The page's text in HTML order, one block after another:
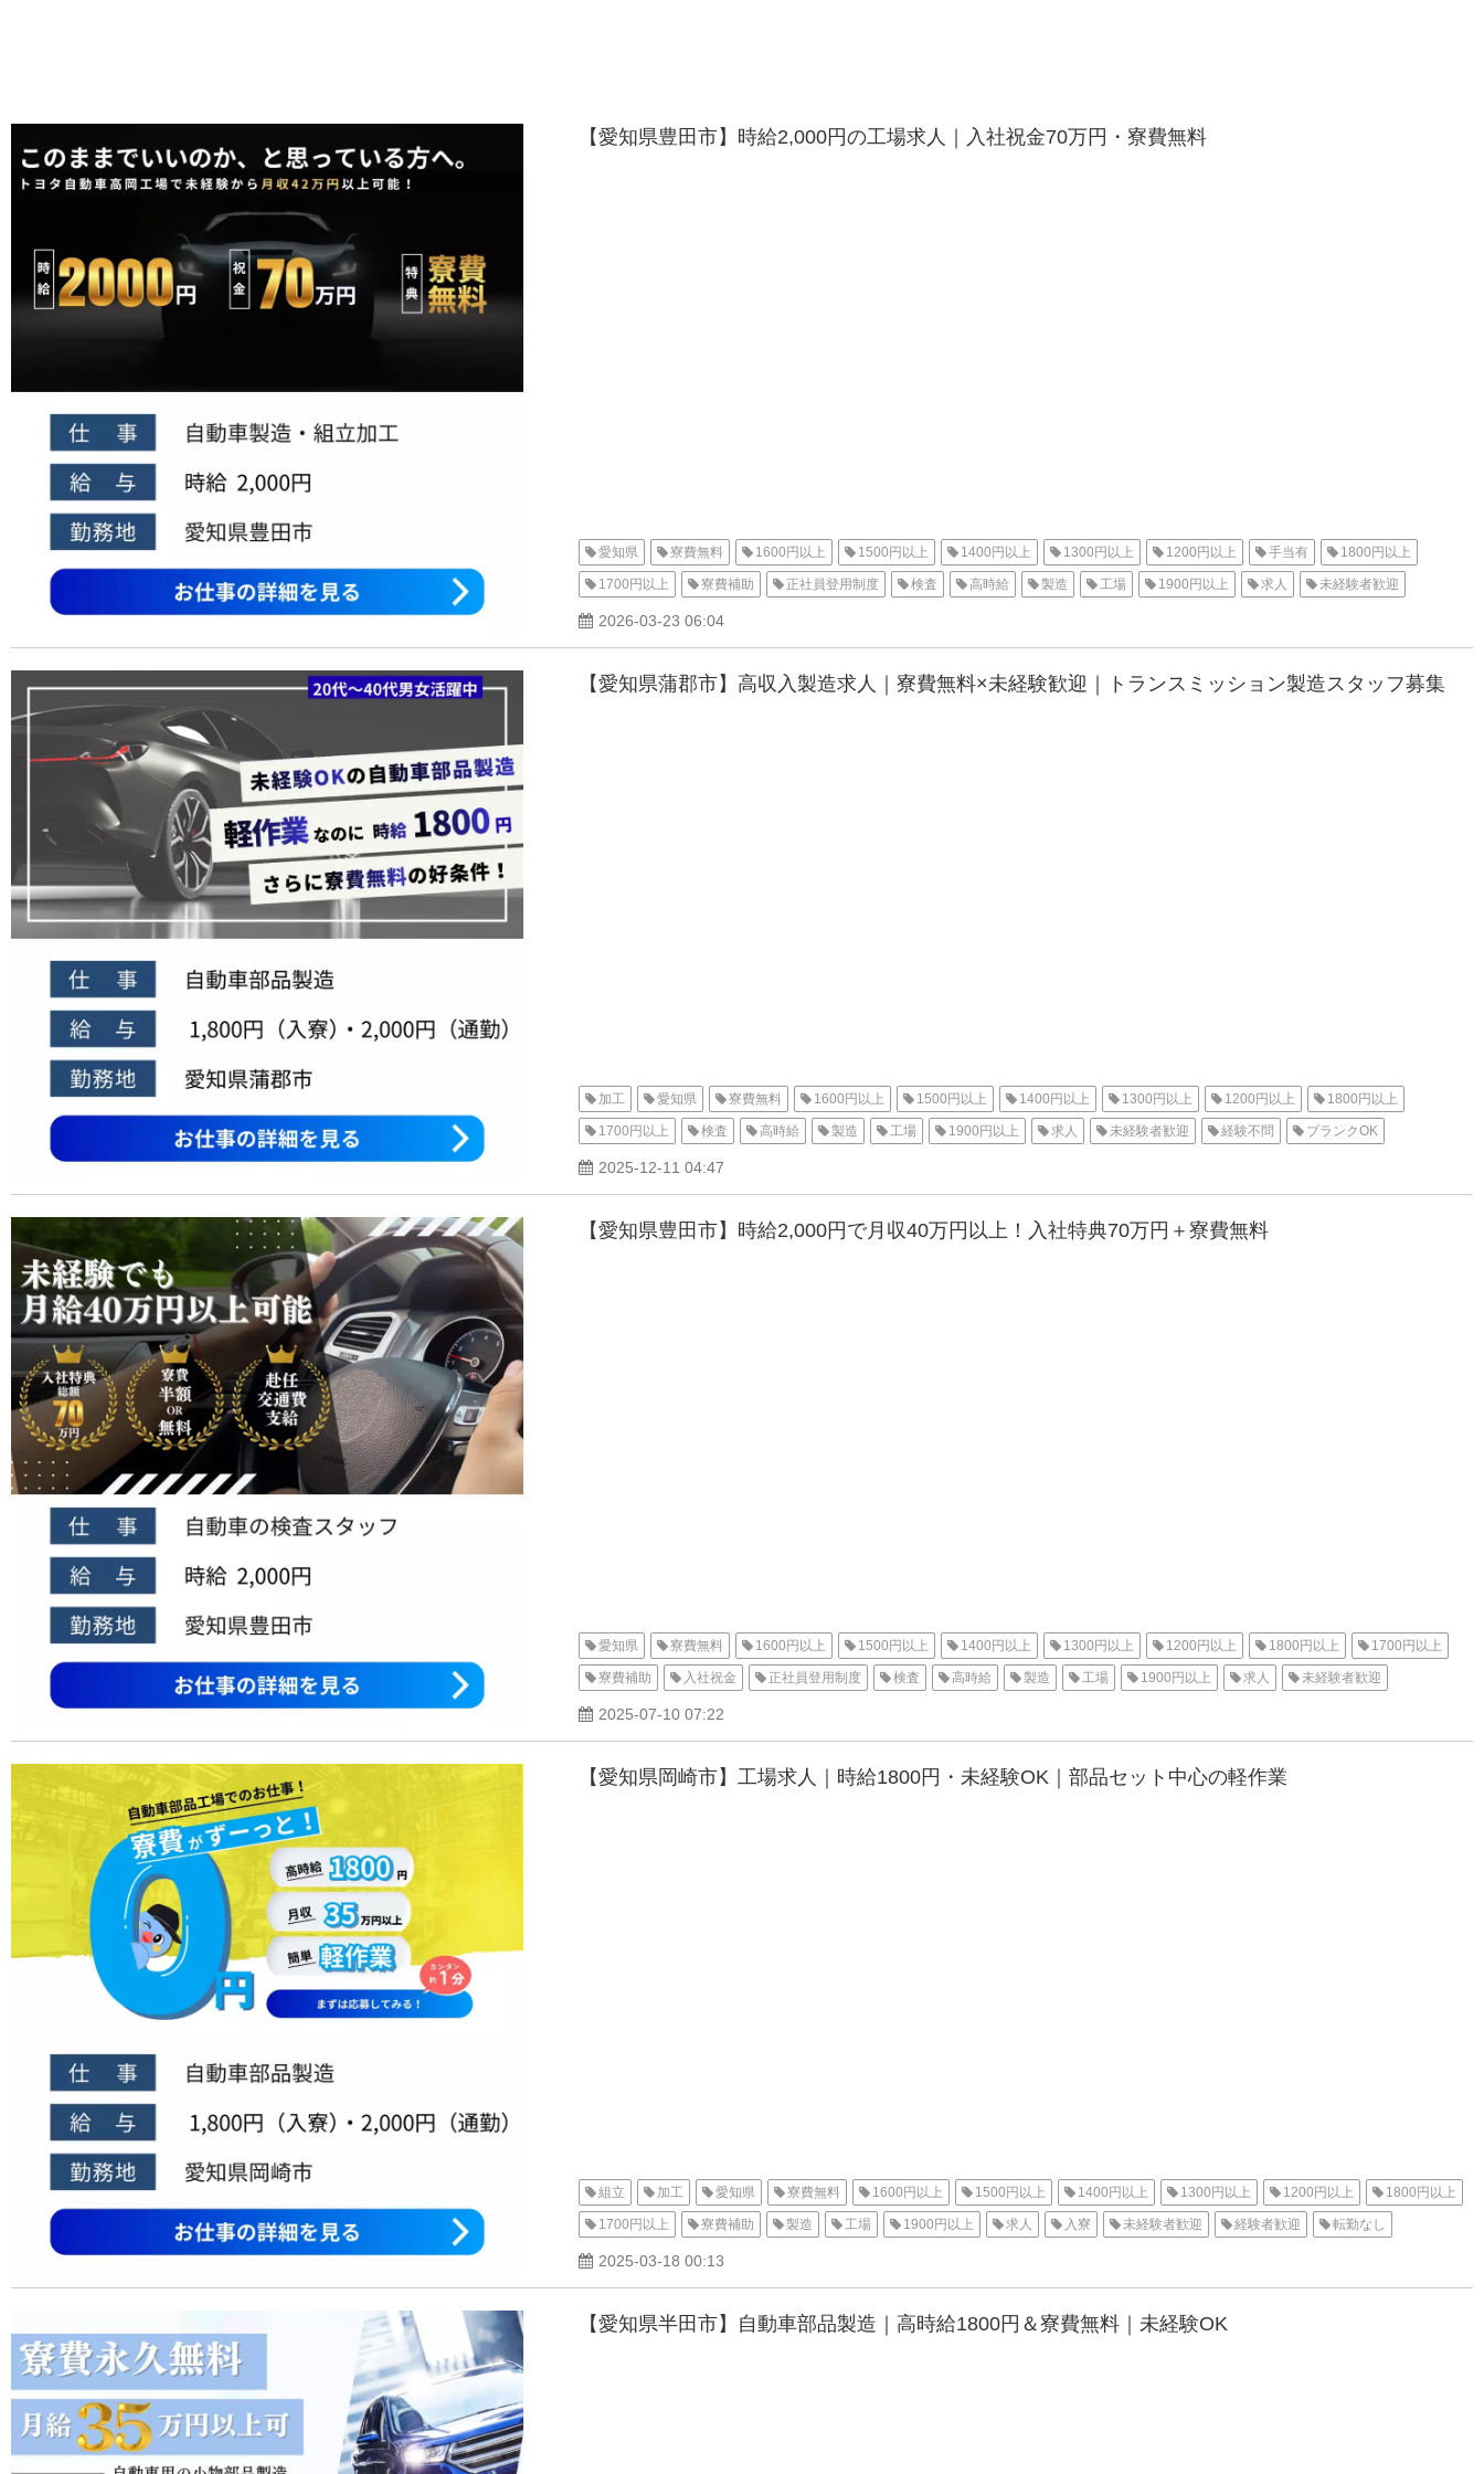
【愛知県豊田市】時給2,000円の工場求人｜入社祝金70万円・寮費無料
愛知県 寮費無料 1600円以上 1500円以上 1400円以上 1300円以上 1200円以上 手当有 1800円以上
1700円以上 寮費補助 正社員登用制度 検査 高時給 製造 工場 1900円以上 求人 未経験者歓迎
経験不問 ブランクOK
女性活躍中 男性活躍中 寮付き 家電付き寮 派遣 高収入 住み込み 三河オフィス 豊田市 2000円以上
2026-03-23 06:04
【愛知県蒲郡市】高収入製造求人｜寮費無料×未経験歓迎｜トランスミッション製造スタッフ募集
加工 愛知県 寮費無料 1600円以上 1500円以上 1400円以上 1300円以上 1200円以上 1800円以上
1700円以上 検査 高時給 製造 工場 1900円以上 求人 未経験者歓迎 経験不問 ブランクOK
家族手当 交通費支給
女性活躍中 男性活躍中 寮付き 家電付き寮 1R 派遣 高収入 住み込み 三河オフィス 梱包 待機寮
2000円以上 蒲郡市
2025-12-11 04:47
【愛知県豊田市】時給2,000円で月収40万円以上！入社特典70万円＋寮費無料
愛知県 寮費無料 1600円以上 1500円以上 1400円以上 1300円以上 1200円以上 1800円以上 1700円以上
寮費補助 入社祝金 正社員登用制度 検査 高時給 製造 工場 1900円以上 求人 未経験者歓迎
経験不問 経験者歓迎
資格不要 社会保険 女性活躍中 男性活躍中 寮付き 家電付き寮 1R 派遣 高収入 住み込み
三河オフィス 豊田市 待機寮 2000円以上
2025-07-10 07:22
【愛知県岡崎市】工場求人｜時給1800円・未経験OK｜部品セット中心の軽作業
組立 加工 愛知県 寮費無料 1600円以上 1500円以上 1400円以上 1300円以上 1200円以上 1800円以上
1700円以上 寮費補助 製造 工場 1900円以上 求人 入寮 未経験者歓迎 経験者歓迎 転勤なし
資格不要 女性活躍中
2025-03-18 00:13
【愛知県半田市】自動車部品製造｜高時給1800円＆寮費無料｜未経験OK